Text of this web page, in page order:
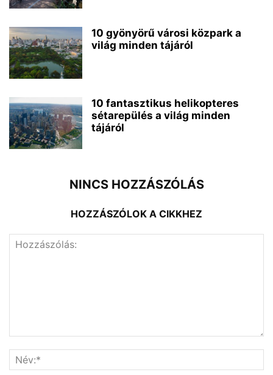
10 gyönyörű városi közpark a
világ minden tájáról
10 fantasztikus helikopteres
sétarepülés a világ minden
tájáról
NINCS HOZZÁSZÓLÁS
HOZZÁSZÓLOK A CIKKHEZ